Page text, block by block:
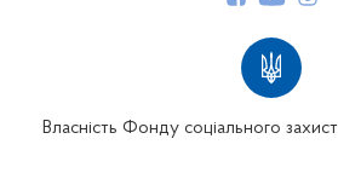
Власність Фонду соціального